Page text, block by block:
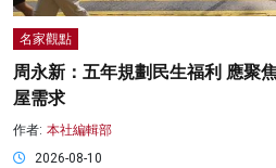
名家觀點
周永新：五年規劃民生福利 應聚
屋需求
作者: 本社編輯部
2026-08-10